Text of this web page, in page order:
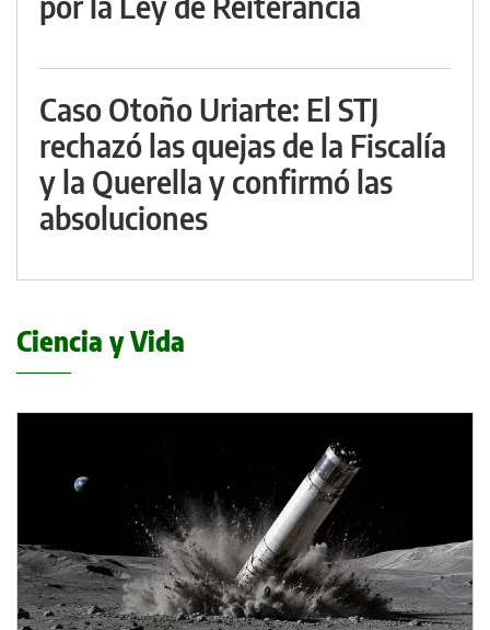
Caso Otoño Uriarte: El STJ
rechazó las quejas de la Fiscalía
y la Querella y confirmó las
absoluciones
Ciencia y Vida